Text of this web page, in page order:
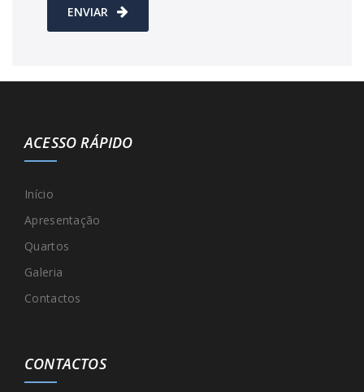
ENVIAR
ACESSO RÁPIDO
Início
Apresentação
Quartos
Galeria
Contactos
CONTACTOS